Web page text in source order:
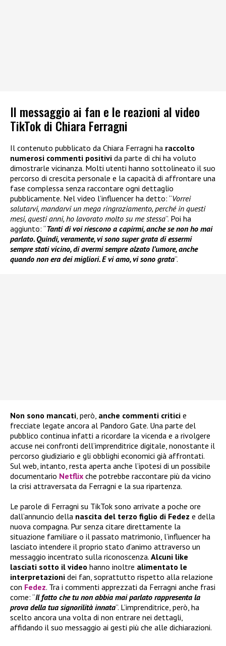
Il messaggio ai fan e le reazioni al video
TikTok di Chiara Ferragni
Il contenuto pubblicato da Chiara Ferragni ha raccolto
numerosi commenti positivi da parte di chi ha voluto
dimostrarle vicinanza. Molti utenti hanno sottolineato il suo
percorso di crescita personale e la capacità di affrontare una
fase complessa senza raccontare ogni dettaglio
pubblicamente. Nel video l’influencer ha detto: “Vorrei
salutarvi, mandarvi un mega ringraziamento, perché in questi
mesi, questi anni, ho lavorato molto su me stessa”. Poi ha
aggiunto: “Tanti di voi riescono a capirmi, anche se non ho mai
parlato. Quindi, veramente, vi sono super grata di essermi
sempre stati vicino, di avermi sempre alzato l’umore, anche
quando non era dei migliori. E vi amo, vi sono grata”.
Non sono mancati, però, anche commenti critici e
frecciate legate ancora al Pandoro Gate. Una parte del
pubblico continua infatti a ricordare la vicenda e a rivolgere
accuse nei confronti dell’imprenditrice digitale, nonostante il
percorso giudiziario e gli obblighi economici già affrontati.
Sul web, intanto, resta aperta anche l’ipotesi di un possibile
documentario Netflix che potrebbe raccontare più da vicino
la crisi attraversata da Ferragni e la sua ripartenza.
Le parole di Ferragni su TikTok sono arrivate a poche ore
dall’annuncio della nascita del terzo figlio di Fedez e della
nuova compagna. Pur senza citare direttamente la
situazione familiare o il passato matrimonio, l’influencer ha
lasciato intendere il proprio stato d’animo attraverso un
messaggio incentrato sulla riconoscenza. Alcuni like
lasciati sotto il video hanno inoltre alimentato le
interpretazioni dei fan, soprattutto rispetto alla relazione
con Fedez. Tra i commenti apprezzati da Ferragni anche frasi
come: “Il fatto che tu non abbia mai parlato rappresenta la
prova della tua signorilità innata”. L’imprenditrice, però, ha
scelto ancora una volta di non entrare nei dettagli,
affidando il suo messaggio ai gesti più che alle dichiarazioni.